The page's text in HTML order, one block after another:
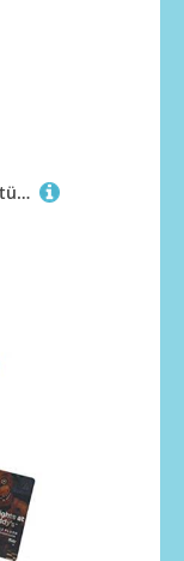
Saja Cosplay Anime Saja Kostüm | Jinu Cosplay Mystery Romance Kostüm Hut Mantel Hose Komplettes Set Halloween Karneval Bühnenaufführung Uniform